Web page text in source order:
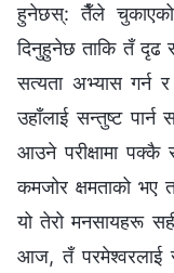
हुनेछस्: तैँले चुकाएको
दिनुहुनेछ ताकि तँ
सत्यता अभ्यास गर्न
उहाँलाई सन्तुष्ट
आउने परीक्षामा
कमजोर क्षमताको भए
यो तेरो मनसायहरू
आज, तँ परमेश्‍वरलाई